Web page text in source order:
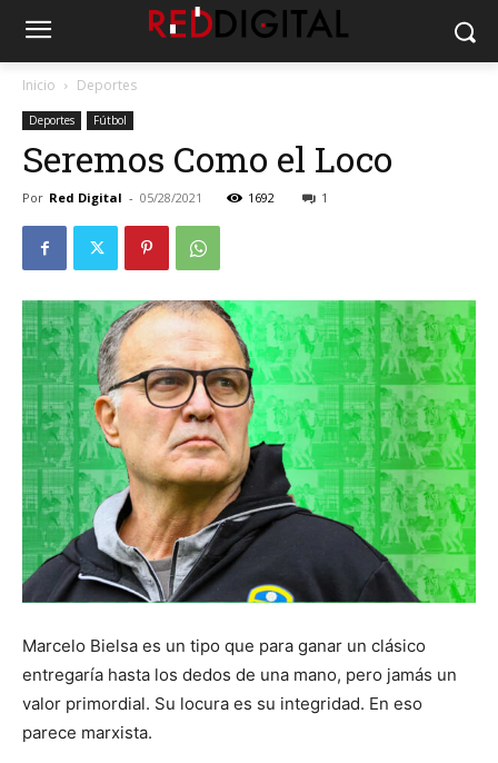
Inicio Deportes
Deportes Fútbol
Seremos Como el Loco
Por Red Digital - 05/28/2021 1692 1
Marcelo Bielsa es un tipo que para ganar un clásico
entregaría hasta los dedos de una mano, pero jamás un
valor primordial. Su locura es su integridad. En eso
parece marxista.